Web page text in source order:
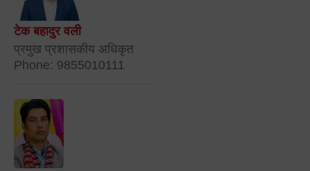
टेक बहादुर वली
प्रमुख प्रशासकीय अधिकृत
Phone: 9855010111